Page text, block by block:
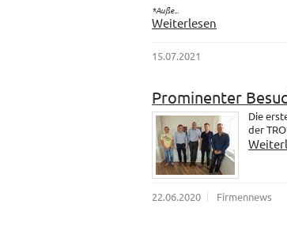
*Auße...
Weiterlesen
15.07.2021
Prominenter
Die
der
22.06.2020 Firmennews